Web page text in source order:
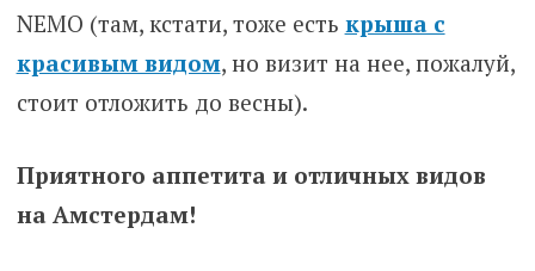
NEMO (там, кстати, тоже есть крыша с
красивым видом, но визит на нее, пожалуй,
стоит отложить до весны).
Приятного аппетита и отличных видов
на Амстердам!